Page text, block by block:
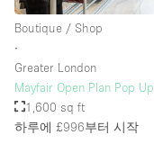
Boutique / Shop
∙
Greater London
Mayfair Open Plan Pop
1,600 sq ft
하루에 £996부터 시작